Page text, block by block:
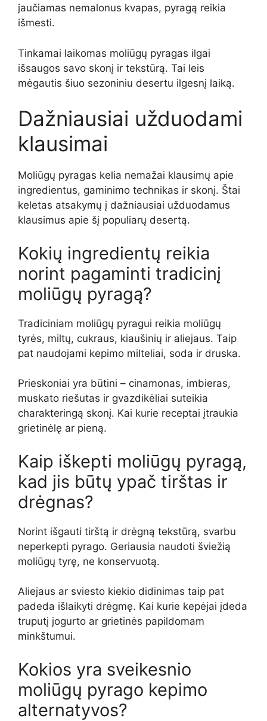
jaučiamas nemalonus kvapas, pyragą reikia
išmesti.
Tinkamai laikomas moliūgų pyragas ilgai
išsaugos savo skonį ir tekstūrą. Tai leis
mėgautis šiuo sezoniniu desertu ilgesnį laiką.
Dažniausiai užduodami
klausimai
Moliūgų pyragas kelia nemažai klausimų apie
ingredientus, gaminimo technikas ir skonį. Štai
keletas atsakymų į dažniausiai užduodamus
klausimus apie šį populiarų desertą.
Kokių ingredientų reikia
norint pagaminti tradicinį
moliūgų pyragą?
Tradiciniam moliūgų pyragui reikia moliūgų
tyrės, miltų, cukraus, kiaušinių ir aliejaus. Taip
pat naudojami kepimo milteliai, soda ir druska.
Prieskoniai yra būtini – cinamonas, imbieras,
muskato riešutas ir gvazdikėliai suteikia
charakteringą skonį. Kai kurie receptai įtraukia
grietinėlę ar pieną.
Kaip iškepti moliūgų pyragą,
kad jis būtų ypač tirštas ir
drėgnas?
Norint išgauti tirštą ir drėgną tekstūrą, svarbu
neperkepti pyrago. Geriausia naudoti šviežią
moliūgų tyrę, ne konservuotą.
Aliejaus ar sviesto kiekio didinimas taip pat
padeda išlaikyti drėgmę. Kai kurie kepėjai įdeda
truputį jogurto ar grietinės papildomam
minkštumui.
Kokios yra sveikesnio
moliūgų pyrago kepimo
alternatyvos?